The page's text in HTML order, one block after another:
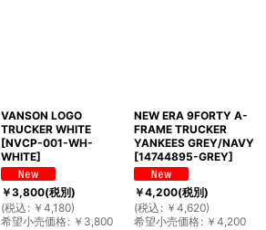
VANSON LOGO
TRUCKER WHITE
[NVCP-001-WH-
WHITE]
￥3,800(税別)
(税込 : ￥ 4,180)
希望小売価格: ￥ 3,800
NEW ERA 9FORTY A-
FRAME TRUCKER
YANKEES GREY/NAVY
[14744895-GREY]
￥4,200(税別)
(税込 : ￥ 4,620)
希望小売価格: ￥ 4,200